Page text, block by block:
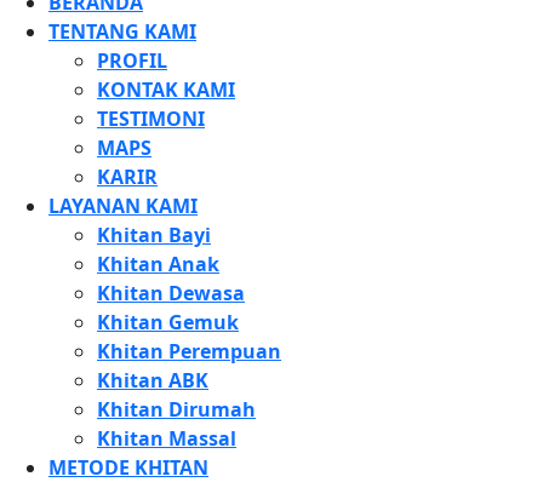
TENTANG KAMI
PROFIL
KONTAK KAMI
TESTIMONI
MAPS
KARIR
LAYANAN KAMI
Khitan Bayi
Khitan Anak
Khitan Dewasa
Khitan Gemuk
Khitan Perempuan
Khitan ABK
Khitan Dirumah
Khitan Massal
METODE KHITAN